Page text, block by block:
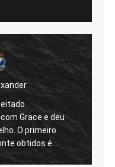
Grace e deu
O primeiro
obtidos é